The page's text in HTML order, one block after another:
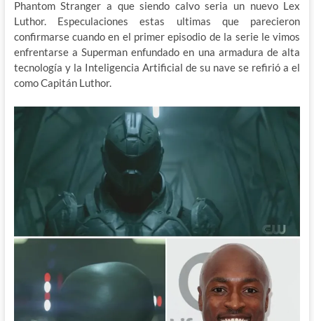
Phantom Stranger a que siendo calvo seria un nuevo Lex
Luthor. Especulaciones estas ultimas que parecieron
confirmarse cuando en el primer episodio de la serie le vimos
enfrentarse a Superman enfundado en una armadura de alta
tecnología y la Inteligencia Artificial de su nave se refirió a el
como Capitán Luthor.